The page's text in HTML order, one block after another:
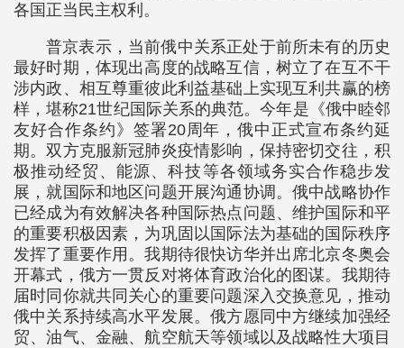
各国正当民主权利。
普京表示，当前俄中关系正处于前所未有的历史
最好时期，体现出高度的战略互信，树立了在互不干
涉内政、相互尊重彼此利益基础上实现互利共赢的榜
样，堪称21世纪国际关系的典范。今年是《俄中睦邻
友好合作条约》签署20周年，俄中正式宣布条约延
期。双方克服新冠肺炎疫情影响，保持密切交往，积
极推动经贸、能源、科技等各领域务实合作稳步发
展，就国际和地区问题开展沟通协调。俄中战略协作
已经成为有效解决各种国际热点问题、维护国际和平
的重要积极因素，为巩固以国际法为基础的国际秩序
发挥了重要作用。我期待很快访华并出席北京冬奥会
开幕式，俄方一贯反对将体育政治化的图谋。我期待
届时同你就共同关心的重要问题深入交换意见，推动
俄中关系持续高水平发展。俄方愿同中方继续加强经
贸、油气、金融、航空航天等领域以及战略性大项目